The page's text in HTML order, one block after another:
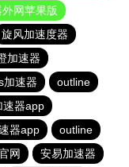
网苹果版
旋风加速度器
加速器
加速器
outline
速器app
器app
outline
网
安易加速器